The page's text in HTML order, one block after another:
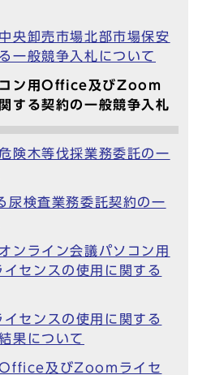
央卸売市場北部市場保安
一般競争入札について
コン用Office及びZoom
する契約の一般競争入札
険木等伐採業務委託の一
尿検査業務委託契約の一
ンライン会議パソコン用
センスの使用に関する
センスの使用に関する
果について
Office及びZoomライセ